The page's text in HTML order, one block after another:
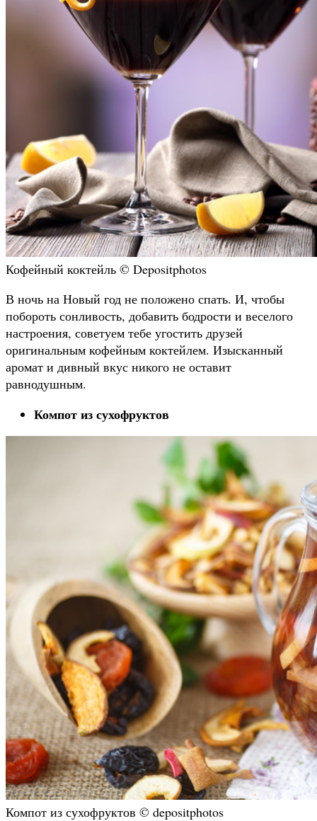
Кофейный коктейль © Depositphotos
В ночь на Новый год не положено спать. И, чтобы
побороть сонливость, добавить бодрости и веселого
настроения, советуем тебе угостить друзей
оригинальным кофейным коктейлем. Изысканный
аромат и дивный вкус никого не оставит
равнодушным.
Компот из сухофруктов
Компот из сухофруктов © depositphotos